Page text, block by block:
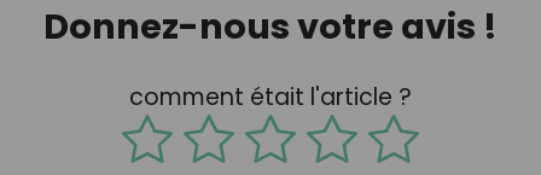
Donnez-nous votre avis !
comment était l'article ?